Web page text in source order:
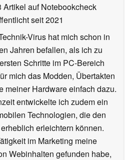
Artikel auf Notebookcheck
seit 2021
Virus hat mich schon in
Jahren befallen, als ich zu
Schritte im PC-Bereich
mich das Modden, Übertakten
meiner Hardware einfach dazu.
entwickelte ich zudem ein
Technologien, die den
erleichtern können.
im Marketing meine
Webinhalten gefunden habe,